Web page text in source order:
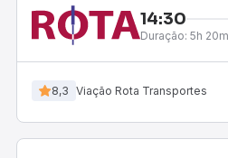
14:30
Duração: 5h 20m
8,3 Viação Rota Transportes